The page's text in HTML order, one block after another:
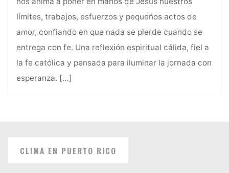
límites, trabajos, esfuerzos y pequeños actos de
amor, confiando en que nada se pierde cuando se
entrega con fe. Una reflexión espiritual cálida, fiel a
la fe católica y pensada para iluminar la jornada con
esperanza. […]
CLIMA EN PUERTO RICO